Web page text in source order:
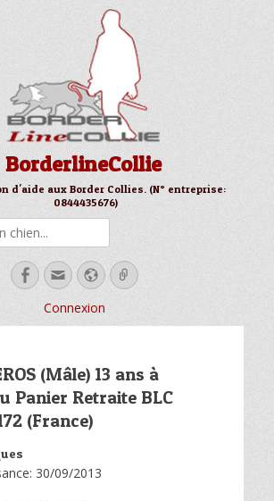
BorderlineCollie
d'aide aux Border Collies. (N° entreprise:
0844435676)
Facebook
EmailSite
web
Link
Connexion
(Mâle) 13 ans à
Panier Retraite BLC
(France)
30/09/2013